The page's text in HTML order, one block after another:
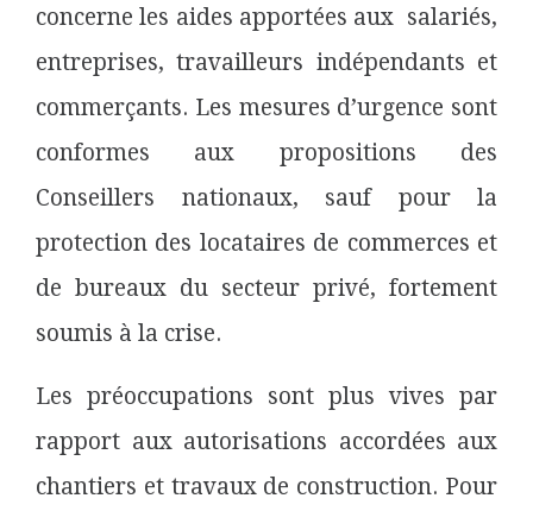
concerne les aides apportées aux salariés,
entreprises, travailleurs indépendants et
commerçants. Les mesures d’urgence sont
conformes aux propositions des
Conseillers nationaux, sauf pour la
protection des locataires de commerces et
de bureaux du secteur privé, fortement
soumis à la crise.
Les préoccupations sont plus vives par
rapport aux autorisations accordées aux
chantiers et travaux de construction. Pour